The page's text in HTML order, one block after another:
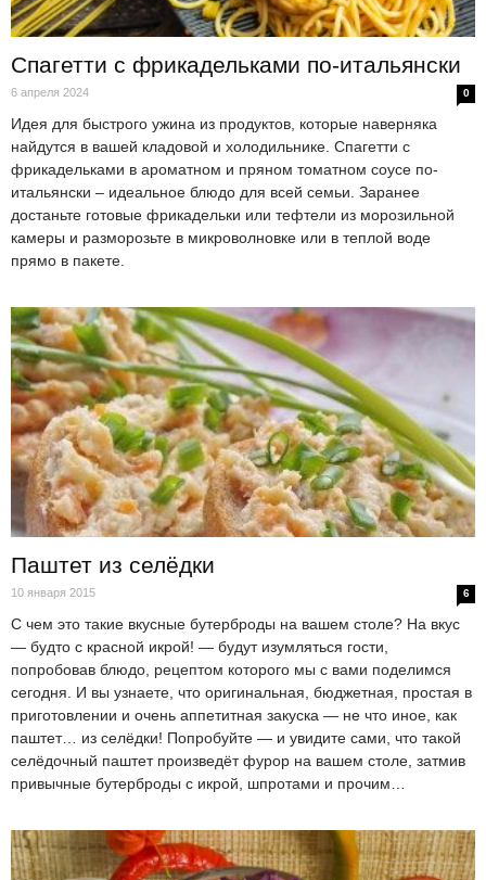
Спагетти с фрикадельками по-итальянски
6 апреля 2024 0
Идея для быстрого ужина из продуктов, которые наверняка
найдутся в вашей кладовой и холодильнике. Спагетти с
фрикадельками в ароматном и пряном томатном соусе по-
итальянски – идеальное блюдо для всей семьи. Заранее
достаньте готовые фрикадельки или тефтели из морозильной
камеры и разморозьте в микроволновке или в теплой воде
прямо в пакете.
Паштет из селёдки
10 января 2015 6
С чем это такие вкусные бутерброды на вашем столе? На вкус
— будто с красной икрой! — будут изумляться гости,
попробовав блюдо, рецептом которого мы с вами поделимся
сегодня. И вы узнаете, что оригинальная, бюджетная, простая в
приготовлении и очень аппетитная закуска — не что иное, как
паштет… из селёдки! Попробуйте — и увидите сами, что такой
селёдочный паштет произведёт фурор на вашем столе, затмив
привычные бутерброды с икрой, шпротами и прочим…